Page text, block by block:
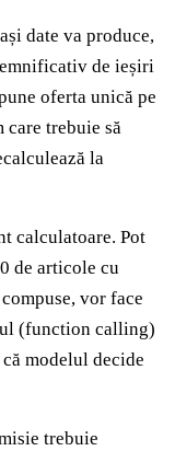
date va produce,
de ieșiri
oferta unică pe
care trebuie să
la
calculatoare. Pot
de articole cu
vor face
(function calling)
modelul decide
trebuie